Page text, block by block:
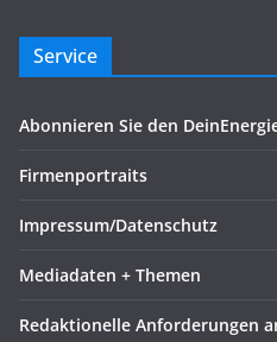
Service
Abonnieren Sie den
Firmenportraits
Impressum/Datenschutz
Mediadaten + Themen
Redaktionelle Anforderungen